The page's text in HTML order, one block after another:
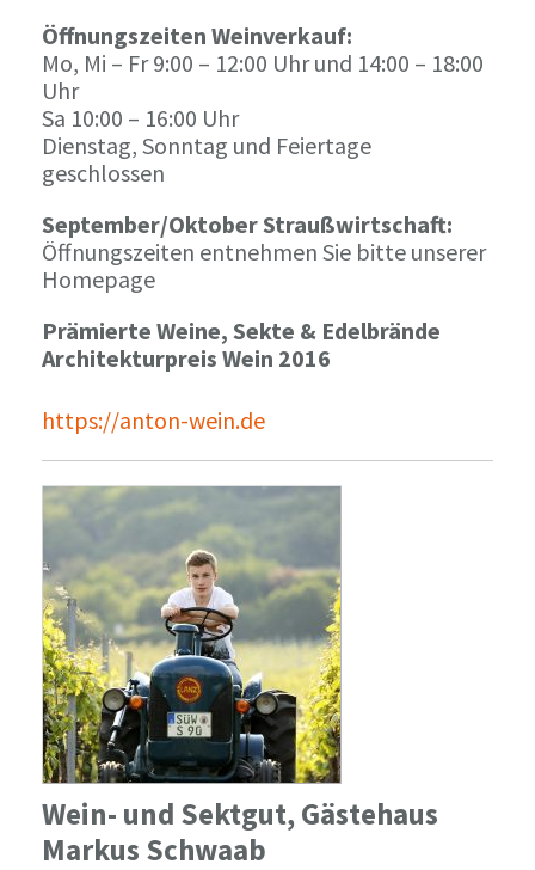
Öffnungszeiten Weinverkauf:
Mo, Mi – Fr 9:00 – 12:00 Uhr und 14:00 – 18:00
Uhr
Sa 10:00 – 16:00 Uhr
Dienstag, Sonntag und Feiertage
geschlossen
September/Oktober Straußwirtschaft:
Öffnungszeiten entnehmen Sie bitte unserer
Homepage
Prämierte Weine, Sekte & Edelbrände
Architekturpreis Wein 2016
https://anton-wein.de
Wein- und Sektgut, Gästehaus
Markus Schwaab